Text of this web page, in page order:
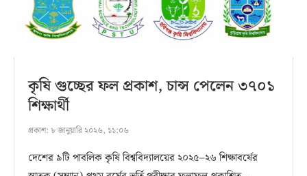
কৃষি গুচ্ছের ফল প্রকাশ, চান্স পেলেন ৩৭০১
শিক্ষার্থী
প্রকাশ: ৮ জানুয়ারি ২০২৬, ১১:০৬
দেশের ৯টি পাবলিক কৃষি বিশ্ববিদ্যালয়ের ২০২৫–২৬ শিক্ষাবর্ষের